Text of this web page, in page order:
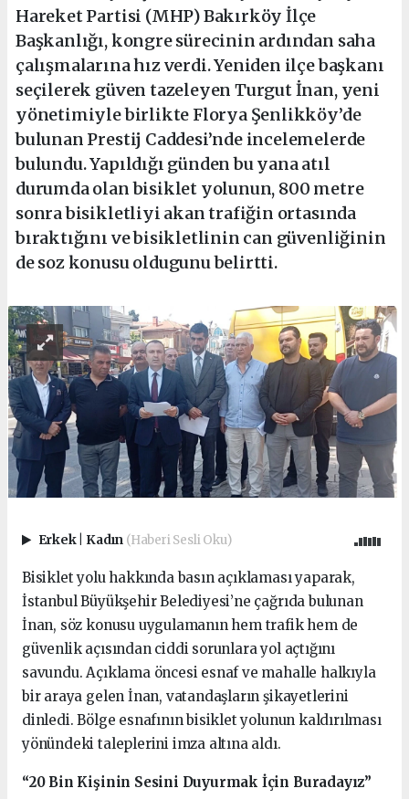
Hareket Partisi (MHP) Bakırköy İlçe
Başkanlığı, kongre sürecinin ardından saha
çalışmalarına hız verdi. Yeniden ilçe başkanı
seçilerek güven tazeleyen Turgut İnan, yeni
yönetimiyle birlikte Florya Şenlikköy’de
bulunan Prestij Caddesi’nde incelemelerde
bulundu. Yapıldığı günden bu yana atıl
durumda olan bisiklet yolunun, 800 metre
sonra bisikletliyi akan trafiğin ortasında
bıraktığını ve bisikletlinin can güvenliğinin
de soz konusu oldugunu belirtti.
Erkek Kadın (Haberi Sesli Oku)
Bisiklet yolu hakkında basın açıklaması yaparak,
İstanbul Büyükşehir Belediyesi’ne çağrıda bulunan
İnan, söz konusu uygulamanın hem trafik hem de
güvenlik açısından ciddi sorunlara yol açtığını
savundu. Açıklama öncesi esnaf ve mahalle halkıyla
bir araya gelen İnan, vatandaşların şikayetlerini
dinledi. Bölge esnafının bisiklet yolunun kaldırılması
yönündeki taleplerini imza altına aldı.
“20 Bin Kişinin Sesini Duyurmak İçin Buradayız”